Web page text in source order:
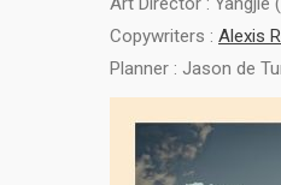
Copywriters : Alexis
Planner : Jason de